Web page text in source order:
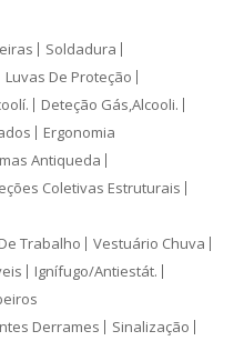
Soldadura
Luvas De Proteção
Deteção Gás,Alcooli.
Ergonomia
Antiqueda
Coletivas Estruturais
Trabalho
Vestuário Chuva
Ignífugo/Antiestát.
Derrames
Sinalização